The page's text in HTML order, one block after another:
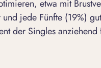
etwa mit
jede Fünfte (19%)
der Singles